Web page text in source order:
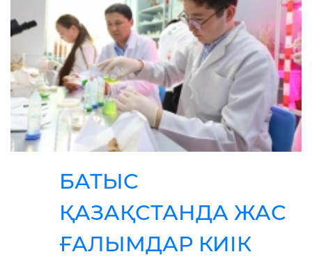
БАТЫС
ҚАЗАҚСТАНДА ЖАС
ҒАЛЫМДАР КИІК